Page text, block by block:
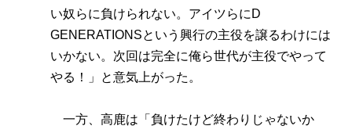
い奴らに負けられない。アイツらにD
GENERATIONSという興行の主役を譲るわけには
いかない。次回は完全に俺ら世代が主役でやって
やる！」と意気上がった。
一方、高鹿は「負けたけど終わりじゃないか